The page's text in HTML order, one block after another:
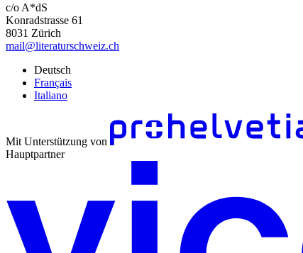
c/o A*dS
Konradstrasse 61
8031 Zürich
mail@literaturschweiz.ch
Deutsch
Français
Italiano
Mit Unterstützung von
Hauptpartner